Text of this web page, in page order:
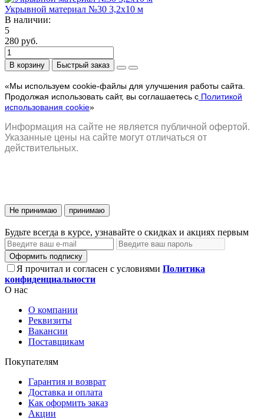
Укрывной материал №30 3,2х10 м
В наличии:
5
280 руб.
В корзину Быстрый заказ
«Мы используем cookie-файлы для улучшения работы сайта.
Продолжая использовать сайт, вы соглашаетесь с Политикой
использования cookie»
Информация на сайте не является публичной офертой.
Указанные цены на сайте могут отличаться от
действительных.
Не принимаю принимаю
Будьте всегда в курсе, узнавайте о скидках и акциях первым
Оформить подписку
Я прочитал и согласен с условиями Политика
конфиденциальности
О нас
О компании
Реквизиты
Вакансии
Поставщикам
Покупателям
Гарантия и возврат
Доставка и оплата
Как оформить заказ
Акции